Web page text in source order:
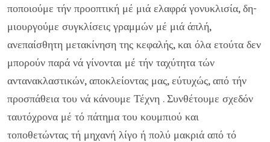
ποποιούμε τήν προοπτική μέ μιά ελαφρά γονυκλισία, δη­
μιουργούμε συγκλίσεις γραμμών μέ μιά άπλή,
ανεπαίσθητη μετακίνηση της κεφαλής, και όλα ετούτα δεν
μπορούν παρά νά γίνονται μέ τήν ταχύτητα τών
αντανακλαστικών, απο­κλείοντας μας, εύτυχώς, από τήν
προσπάθεια του νά κάνουμε Τέχνη . Συνθέτουμε σχεδόν
ταυτόχρονα μέ τό πάτημα του κουμπιού και
τοποθετώντας τή μηχανή λίγο ή πολύ μακριά από τό